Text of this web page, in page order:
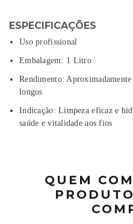
ESPECIFICAÇÕES
Uso profissional
Embalagem: 1 Litro
Rendimento:
longos
Indicação: Limpeza eficaz e
saúde e vitalidade aos fios
QUEM